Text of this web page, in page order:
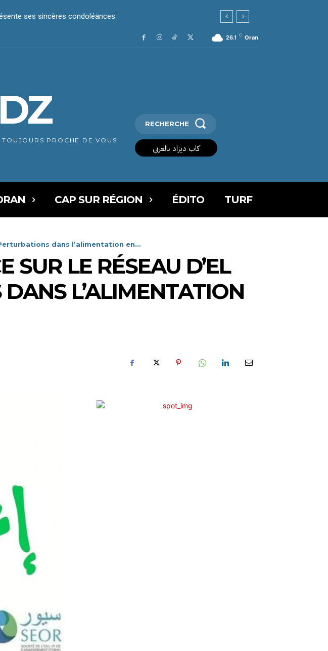
ses sincères condoléances
condoléances
26.1 C Oran
PROCHE DE VOUS
RECHERCHE
كاب ديزاد بالعربي
CAP SUR RÉGION ÉDITO TURF
dans l’alimentation en...
LE RÉSEAU D’EL
L’ALIMENTATION